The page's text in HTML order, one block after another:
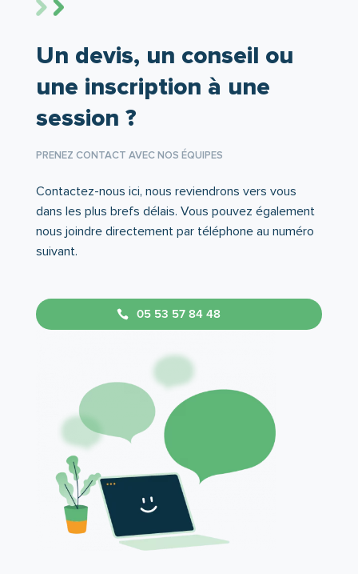
Un devis, un conseil ou
une inscription à une
session ?
PRENEZ CONTACT AVEC NOS ÉQUIPES
Contactez-nous ici, nous reviendrons vers vous
dans les plus brefs délais. Vous pouvez également
nous joindre directement par téléphone au numéro
suivant.
05 53 57 84 48